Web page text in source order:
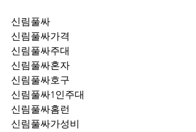
신림풀싸
신림풀싸가격
신림풀싸주대
신림풀싸혼자
신림풀싸호구
신림풀싸1인주대
신림풀싸홈런
신림풀싸가성비